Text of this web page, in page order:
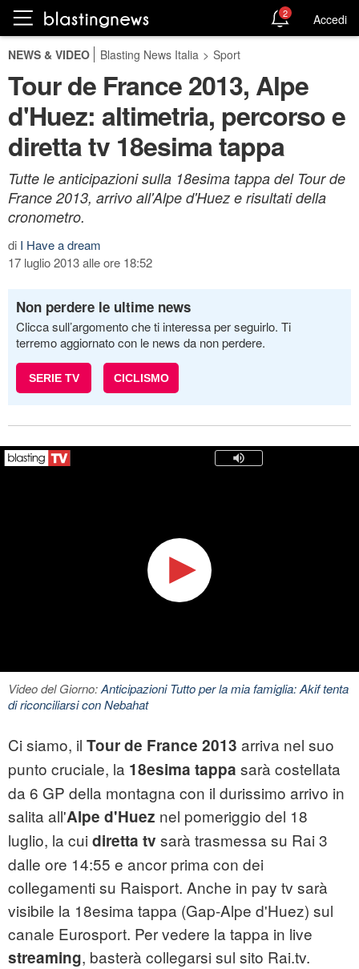
2 Accedi
NEWS & VIDEO Blasting News Italia > Sport
Tour de France 2013, Alpe
d'Huez: altimetria, percorso e
diretta tv 18esima tappa
Tutte le anticipazioni sulla 18esima tappa del Tour de
France 2013, arrivo all'Alpe d'Huez e risultati della
cronometro.
di I Have a dream
17 luglio 2013 alle ore 18:52
Non perdere le ultime news
Clicca sull’argomento che ti interessa per seguirlo. Ti
terremo aggiornato con le news da non perdere.
SERIE TV CICLISMO
Video del Giorno:Anticipazioni Tutto per la mia famiglia: Akif tenta
di riconciliarsi con Nebahat
Ci siamo, il Tour de France 2013 arriva nel suo
punto cruciale, la 18esima tappa sarà costellata
da 6 GP della montagna con il durissimo arrivo in
salita all'Alpe d'Huez nel pomeriggio del 18
luglio, la cui diretta tv sarà trasmessa su Rai 3
dalle ore 14:55 e ancor prima con dei
collegamenti su Raisport. Anche in pay tv sarà
visibile la 18esima tappa (Gap-Alpe d'Huez) sul
canale Eurosport. Per vedere la tappa in live
streaming, basterà collegarsi sul sito Rai.tv.